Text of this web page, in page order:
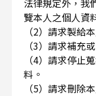
覽本人之個人資
（2）請求製給
（3）請求補充
（4）請求停止
料。
（5）請求刪除